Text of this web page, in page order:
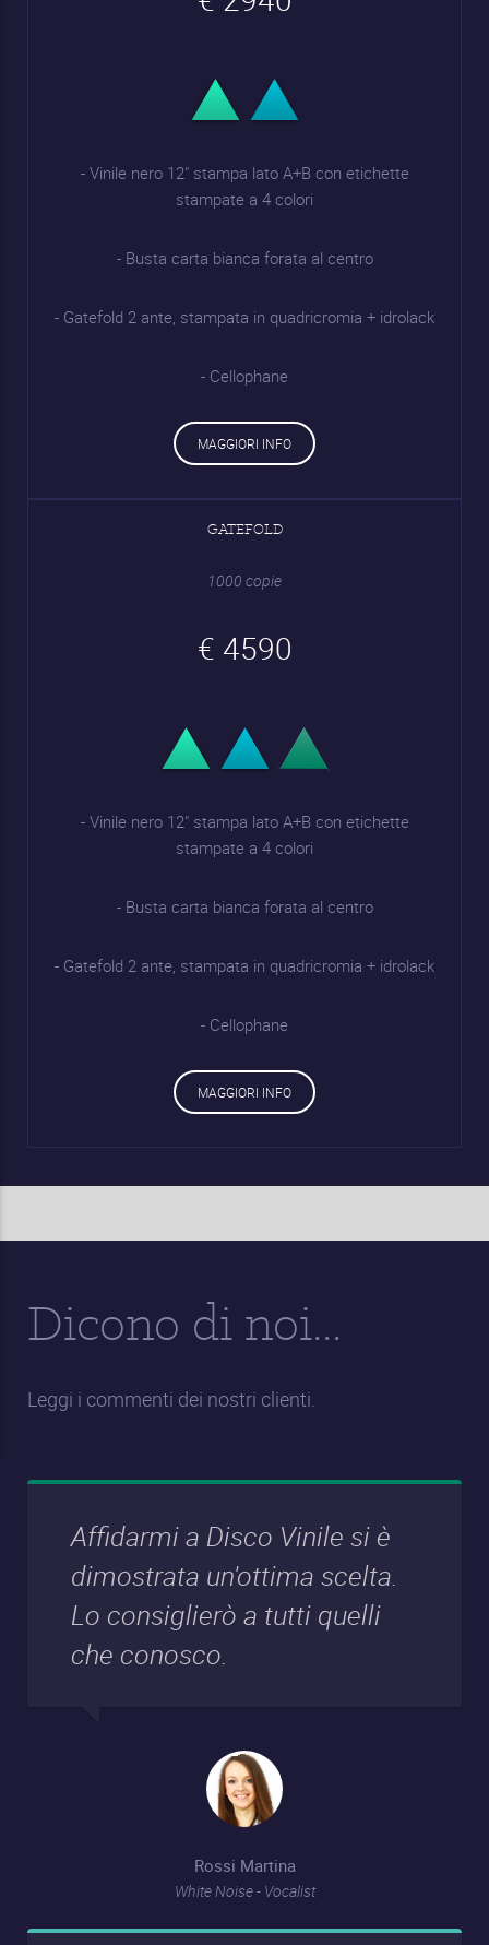
- Vinile nero 12" stampa lato A+B con etichette
stampate a 4 colori
- Busta carta bianca forata al centro
- Gatefold 2 ante, stampata in quadricromia + idrolack
- Cellophane
MAGGIORI INFO
GATEFOLD
1000 copie
€ 4590
- Vinile nero 12" stampa lato A+B con etichette
stampate a 4 colori
- Busta carta bianca forata al centro
- Gatefold 2 ante, stampata in quadricromia + idrolack
- Cellophane
MAGGIORI INFO
Dicono di noi...
Leggi i commenti dei nostri clienti.
Affidarmi a Disco Vinile si è
dimostrata un'ottima scelta.
Lo consiglierò a tutti quelli
che conosco.
Rossi Martina
White Noise - Vocalist